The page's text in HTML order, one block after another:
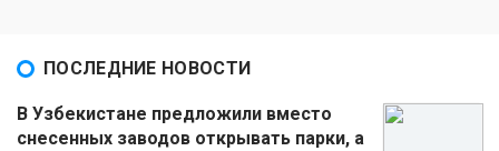
ПОСЛЕДНИЕ НОВОСТИ
В Узбекистане предложили вместо
снесенных заводов открывать парки, а